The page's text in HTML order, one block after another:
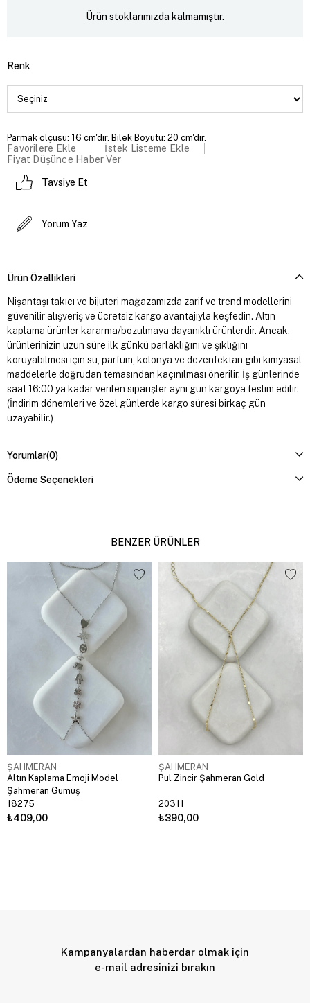
Ürün stoklarımızda kalmamıştır.
Renk
Parmak ölçüsü: 16 cm'dir. Bilek Boyutu: 20 cm'dir.
Favorilere Ekle
İstek Listeme Ekle
Fiyat Düşünce Haber Ver
Tavsiye Et
Yorum Yaz
Ürün Özellikleri
Nişantaşı takıcı ve bijuteri mağazamızda zarif ve trend modellerini
güvenilir alışveriş ve ücretsiz kargo avantajıyla keşfedin. Altın
kaplama ürünler kararma/bozulmaya dayanıklı ürünlerdir. Ancak,
ürünlerinizin uzun süre ilk günkü parlaklığını ve şıklığını
koruyabilmesi için su, parfüm, kolonya ve dezenfektan gibi kimyasal
maddelerle doğrudan temasından kaçınılması önerilir. İş günlerinde
saat 16:00 ya kadar verilen siparişler aynı gün kargoya teslim edilir.
(İndirim dönemleri ve özel günlerde kargo süresi birkaç gün
uzayabilir.)
Yorumlar(0)
Ödeme Seçenekleri
BENZER ÜRÜNLER
ŞAHMERAN
Altın Kaplama Emoji Model
Şahmeran Gümüş
18275
₺409,00
ŞAHMERAN
Pul Zincir Şahmeran Gold
20311
₺390,00
Kampanyalardan haberdar olmak için
e-mail adresinizi bırakın